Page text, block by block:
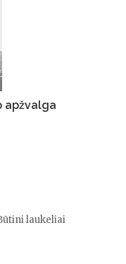
apžvalga
laukeliai